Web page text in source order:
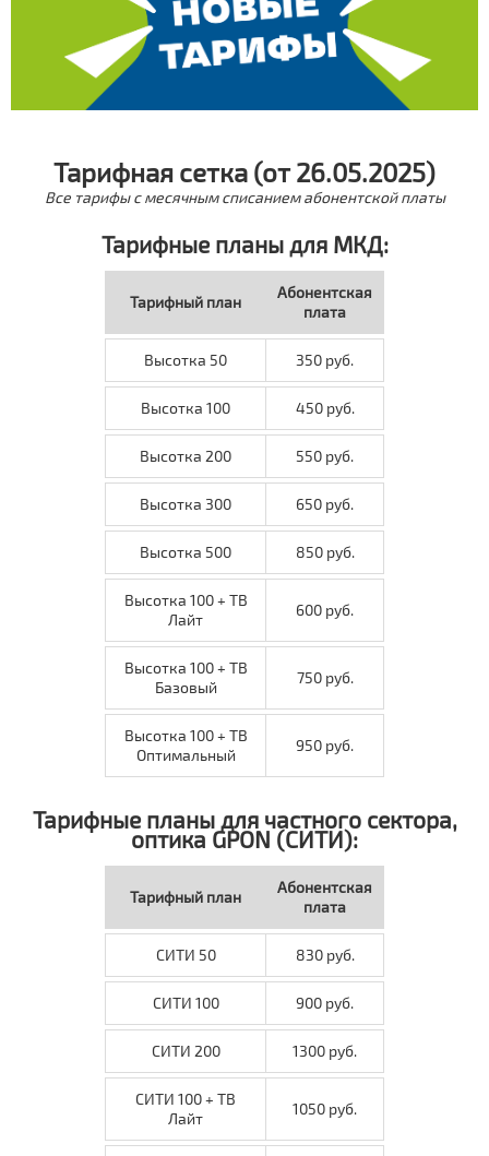
Тарифная сетка (от 26.05.2025)
Все тарифы с месячным списанием абонентской платы
Тарифные планы для МКД:
Тарифный план
Абонентская
плата
Высотка 50 350 руб.
Высотка 100 450 руб.
Высотка 200 550 руб.
Высотка 300 650 руб.
Высотка 500 850 руб.
Высотка 100 + ТВ
Лайт
600 руб.
Высотка 100 + ТВ
Базовый
750 руб.
Высотка 100 + ТВ
Оптимальный
950 руб.
Тарифные планы для частного сектора,
оптика GPON (СИТИ):
Тарифный план
Абонентская
плата
СИТИ 50 830 руб.
СИТИ 100 900 руб.
СИТИ 200 1300 руб.
СИТИ 100 + ТВ
Лайт
1050 руб.